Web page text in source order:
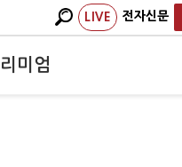
LIVE 전자신문
미엄